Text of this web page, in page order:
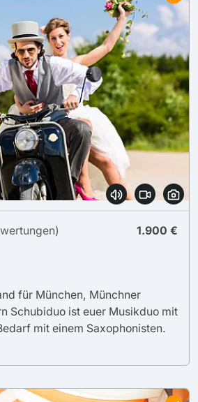
1.900 €
für München, Münchner
Schubiduo ist euer Musikduo mit
mit einem Saxophonisten.